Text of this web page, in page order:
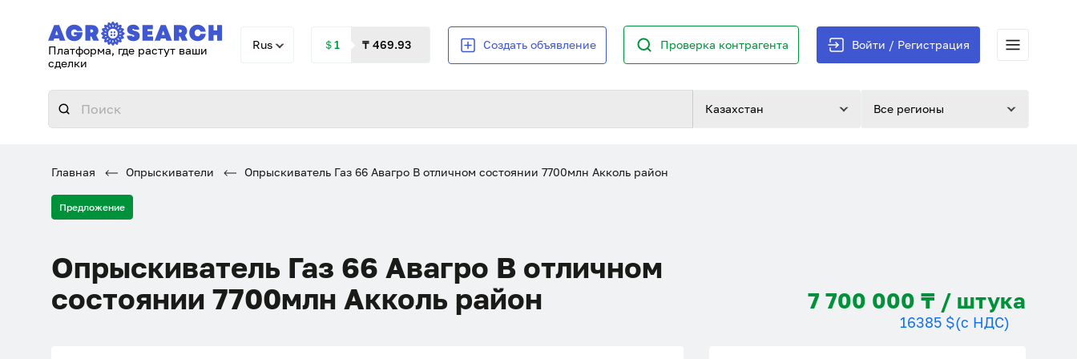
Платформа, где растут ваши
сделки
Rus ＄1 ₸ 469.93 Создать объявление Проверка контрагента Войти / Регистрация
Казахстан Все регионы
Главная Опрыскиватели Опрыскиватель Газ 66 Авагро В отличном состоянии 7700млн Акколь район
Предложение
Опрыскиватель Газ 66 Авагро В отличном
состоянии 7700млн Акколь район
7 700 000 ₸ / штука
16385 $(с НДС)